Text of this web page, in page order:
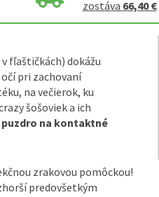
zostáva 66,40 €
fľaštičkách) dokážu
pri zachovaní
na večierok, ku
šošoviek a ich
na kontaktné
zrakovou pomôckou!
predovšetkým